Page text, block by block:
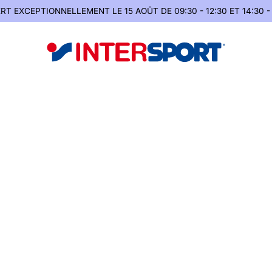
EXCEPTIONNELLEMENTLE 15 AOÛT DE 09:30 - 12:30 ET 14:30 -